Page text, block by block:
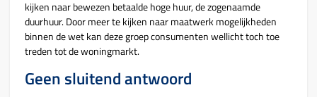
kijken naar bewezen betaalde hoge huur, de zogenaamde
duurhuur. Door meer te kijken naar maatwerk mogelijkheden
binnen de wet kan deze groep consumenten wellicht toch toe
treden tot de woningmarkt.
Geen sluitend antwoord